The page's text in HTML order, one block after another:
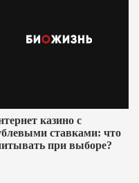
казино с
ставками: что
при выборе?